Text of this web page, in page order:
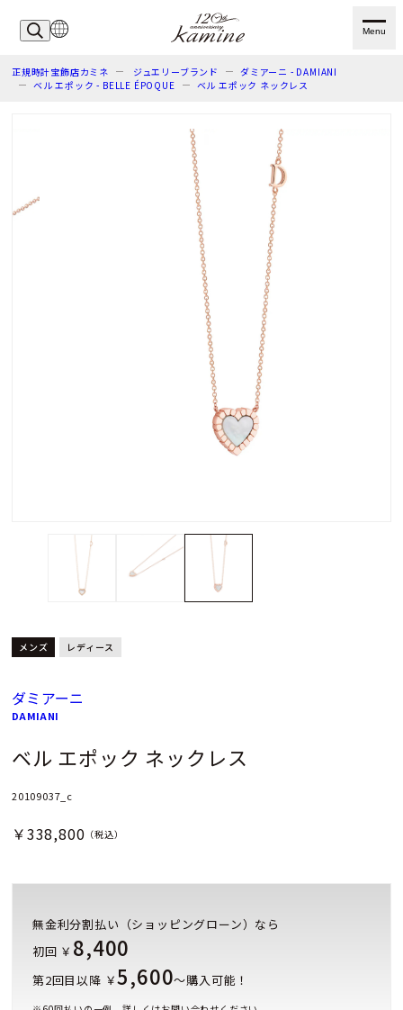
Menu
正規時計宝飾店カミネ ジュエリーブランド
ダミアーニ - DAMIANI
ベル エポック - BELLE ÉPOQUE
ベル エポック ネックレス
メンズ レディース
ダミアーニ
DAMIANI
ベル エポック ネックレス
20109037_c
￥338,800 （税込）
無金利分割払い（ショッピングローン）なら
初回 ￥ 8,400
第2回目以降 ￥5,600～購入可能！